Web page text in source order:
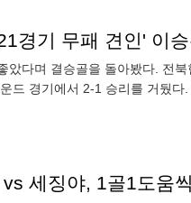
았다며 결승골을 돌아봤다. 전
드 경기에서 2-1 승리를 거뒀다
세징야, 1골1도움